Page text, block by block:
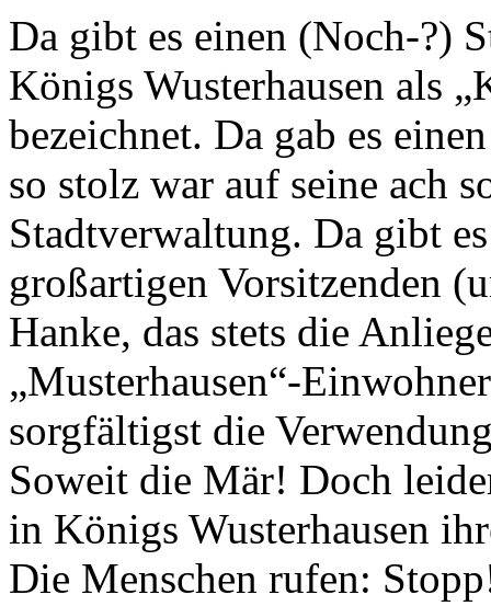
Da gibt es einen (Noch-?)
Königs Wusterhausen als
bezeichnet. Da gab es
so stolz war auf seine ach
Stadtverwaltung. Da gibt
großartigen Vorsitzenden
Hanke, das stets die
„Musterhausen“-
sorgfältigst die
Soweit die Mär! Doch
in Königs Wusterhausen
Die Menschen rufen: